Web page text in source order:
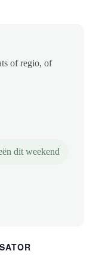
of regio, of
dit weekend